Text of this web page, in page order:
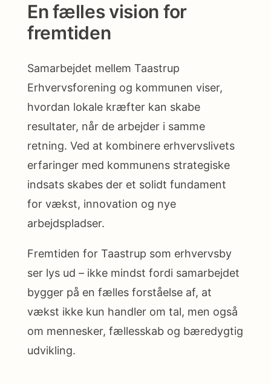
En fælles vision for
fremtiden
Samarbejdet mellem Taastrup
Erhvervsforening og kommunen viser,
hvordan lokale kræfter kan skabe
resultater, når de arbejder i samme
retning. Ved at kombinere erhvervslivets
erfaringer med kommunens strategiske
indsats skabes der et solidt fundament
for vækst, innovation og nye
arbejdspladser.
Fremtiden for Taastrup som erhvervsby
ser lys ud – ikke mindst fordi samarbejdet
bygger på en fælles forståelse af, at
vækst ikke kun handler om tal, men også
om mennesker, fællesskab og bæredygtig
udvikling.